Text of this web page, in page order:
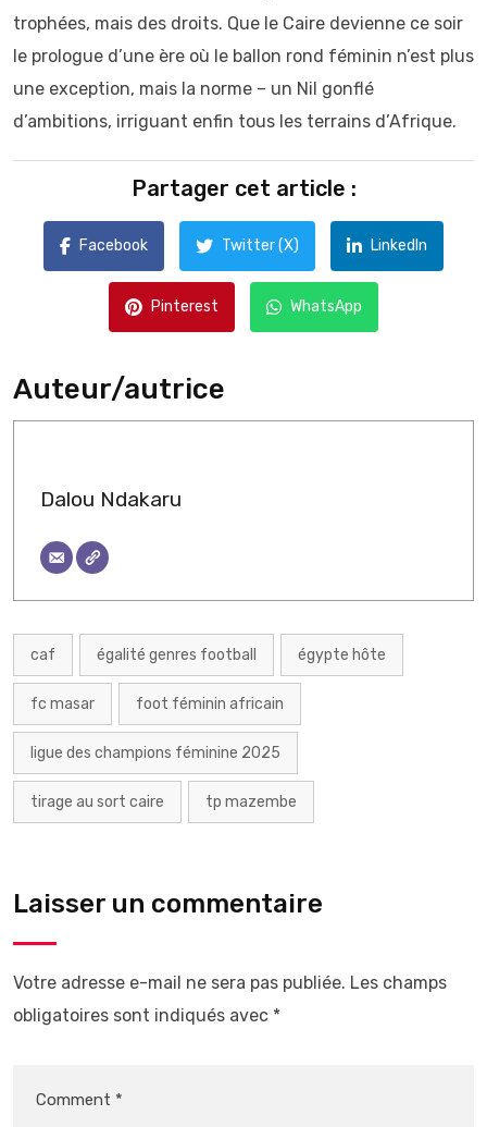
trophées, mais des droits. Que le Caire devienne ce soir
le prologue d’une ère où le ballon rond féminin n’est plus
une exception, mais la norme – un Nil gonflé
d’ambitions, irriguant enfin tous les terrains d’Afrique.
Partager cet article :
Facebook Twitter (X) LinkedIn
Pinterest WhatsApp
Auteur/autrice
Dalou Ndakaru
caf égalité genres football égypte hôte
fc masar foot féminin africain
ligue des champions féminine 2025
tirage au sort caire tp mazembe
Laisser un commentaire
Votre adresse e-mail ne sera pas publiée. Les champs
obligatoires sont indiqués avec *